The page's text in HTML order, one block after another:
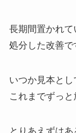
長期間置かれ
処分した改善で
いつか見本とし
これまでずっ
とりあえずは